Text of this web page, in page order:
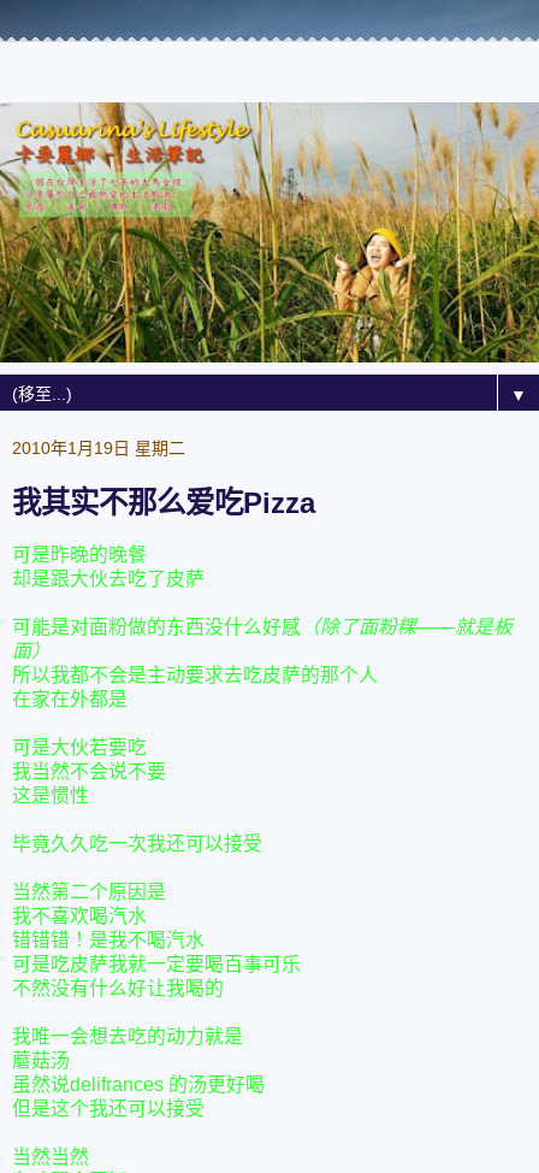
▼
2010年1月19日 星期二
我其实不那么爱吃Pizza
可是昨晚的晚餐
却是跟大伙去吃了皮萨
可能是对面粉做的东西没什么好感 （除了面粉粿——就是板
面）
所以我都不会是主动要求去吃皮萨的那个人
在家在外都是
可是大伙若要吃
我当然不会说不要
这是惯性
毕竟久久吃一次我还可以接受
当然第二个原因是
我不喜欢喝汽水
错错错！是我不喝汽水
可是吃皮萨我就一定要喝百事可乐
不然没有什么好让我喝的
我唯一会想去吃的动力就是
蘑菇汤
虽然说delifrances 的汤更好喝
但是这个我还可以接受
当然当然